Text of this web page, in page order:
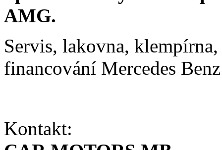
AMG.
Servis, lakovna,
financování Mercedes
Kontakt: